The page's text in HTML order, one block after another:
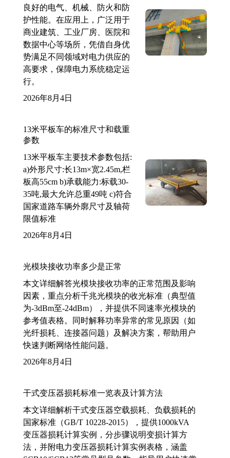
良好的电气、机械、防火和防
护性能。在应用上，广泛用于
商业建筑、工业厂房、医院和
数据中心等场所，凭借自身优
势满足不同领域对电力供应的
高要求，保障电力系统稳定运
行。
2026年8月4日
13米平板车的标准尺寸和载重
参数
13米平板车主要技术参数包括:
a)外形尺寸:长13m×宽2.45m,栏
板高55cm b)承载能力:标载30-
35吨,最大允许总重49吨 c)符合
国家道路车辆外廓尺寸及轴荷
限值标准
2026年8月4日
光模块接收功率多少是正常
本文详细解答光模块接收功率的正常范围及影响
因素，重点分析千兆光模块的收光标准（典型值
为-3dBm至-24dBm），并提供不同速率光模块的
参考值表格。同时解释功率异常的常见原因（如
光纤损耗、连接器问题）及解决方案，帮助用户
快速判断网络性能问题。
2026年8月4日
干式变压器损耗标准一览表及计算方法
本文详细解析干式变压器空载损耗、负载损耗的
国家标准（GB/T 10228-2015），提供1000kVA
变压器损耗计算实例，分步骤说明变损计算方
法，并附电力变压器损耗计算实例表格，涵盖